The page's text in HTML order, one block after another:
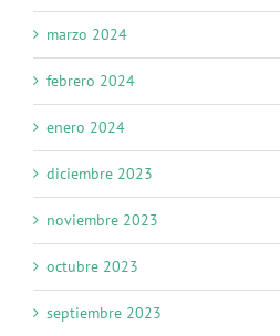
marzo 2024
febrero 2024
enero 2024
diciembre 2023
noviembre 2023
octubre 2023
septiembre 2023